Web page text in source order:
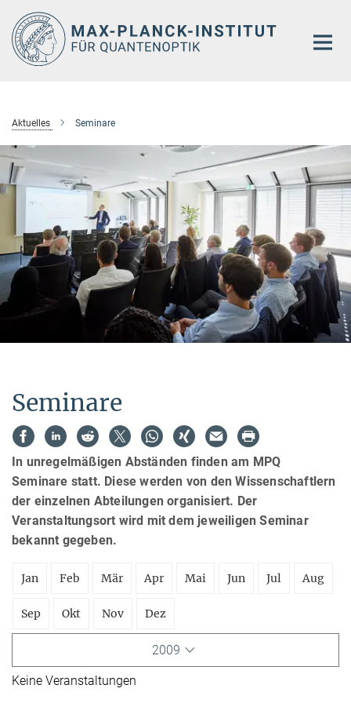
Hauptinhalt
Aktuelles Seminare
Seminare
In unregelmäßigen Abständen finden am MPQ
Seminare statt. Diese werden von den Wissenschaftlern
der einzelnen Abteilungen organisiert. Der
Veranstaltungsort wird mit dem jeweiligen Seminar
bekannt gegeben.
Jan Feb Mär Apr Mai Jun Jul Aug
Sep Okt Nov Dez
2009
Keine Veranstaltungen